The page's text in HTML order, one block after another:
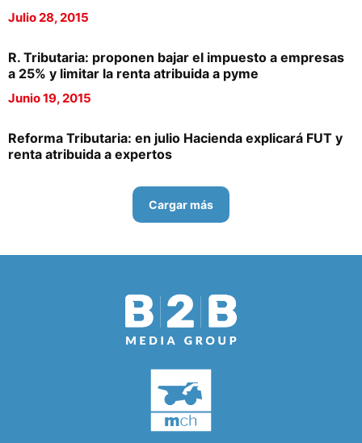
Julio 28, 2015
R. Tributaria: proponen bajar el impuesto a empresas
a 25% y limitar la renta atribuida a pyme
Junio 19, 2015
Reforma Tributaria: en julio Hacienda explicará FUT y
renta atribuida a expertos
Cargar más